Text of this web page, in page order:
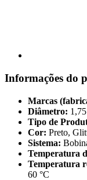
Informações do
Marcas
Diâmetro:
Tipo de
Cor: Preto,
Sistema:
Temperatura
Temperatura
60 °C